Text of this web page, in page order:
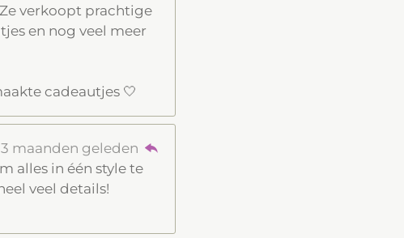
verkoopt prachtige
en nog veel meer
cadeautjes 🤍
3 maanden geleden
alles in één style te
veel details!